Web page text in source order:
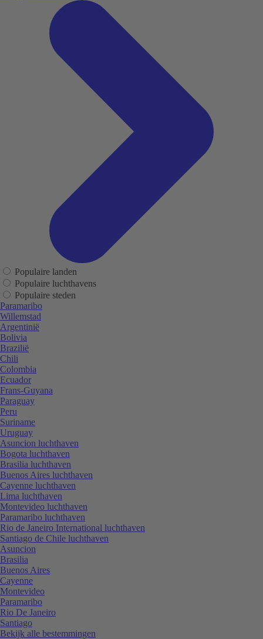
Populaire landen
Populaire luchthavens
Populaire steden
Paramaribo
Willemstad
Argentinië
Bolivia
Brazilië
Chili
Colombia
Ecuador
Frans-Guyana
Paraguay
Peru
Suriname
Uruguay
Asuncion luchthaven
Bogota luchthaven
Brasilia luchthaven
Buenos Aires luchthaven
Cayenne luchthaven
Lima luchthaven
Montevideo luchthaven
Paramaribo luchthaven
Rio de Janeiro International luchthaven
Santiago de Chile luchthaven
Asuncion
Brasilia
Buenos Aires
Cayenne
Montevideo
Paramaribo
Rio De Janeiro
Santiago
Bekijk alle bestemmingen